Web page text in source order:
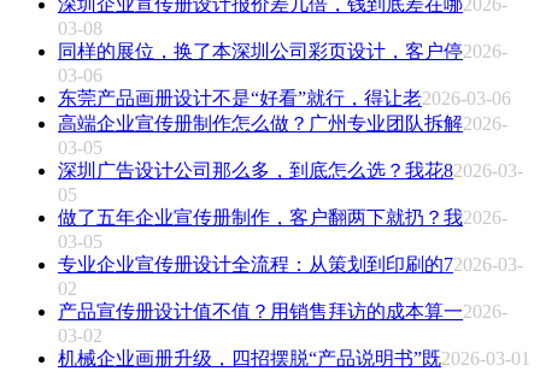
深圳企业宣传册设计报价差几倍，钱到底差在哪2026-
03-08
同样的展位，换了本深圳公司彩页设计，客户停2026-
03-06
东莞产品画册设计不是“好看”就行，得让老2026-03-06
高端企业宣传册制作怎么做？广州专业团队拆解2026-
03-05
深圳广告设计公司那么多，到底怎么选？我花82026-03-
05
做了五年企业宣传册制作，客户翻两下就扔？我2026-
03-05
专业企业宣传册设计全流程：从策划到印刷的72026-03-
02
产品宣传册设计值不值？用销售拜访的成本算一2026-
03-02
机械企业画册升级，四招摆脱“产品说明书”既2026-03-01